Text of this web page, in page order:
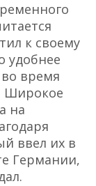
к своему
удобнее
время
Широкое
на
ввел их в
Германии,